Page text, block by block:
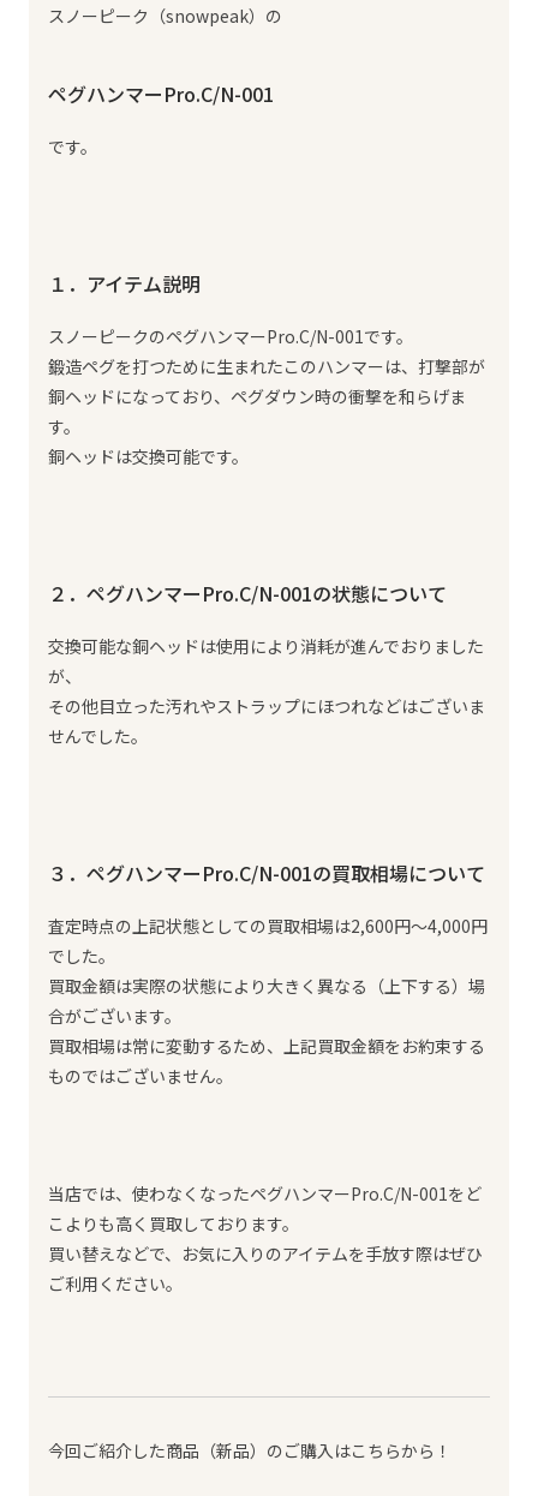
スノーピーク（snowpeak）の
ペグハンマーPro.C/N-001
です。
１．アイテム説明
スノーピークのペグハンマーPro.C/N-001です。
鍛造ペグを打つために生まれたこのハンマーは、打撃部が
銅ヘッドになっており、ペグダウン時の衝撃を和らげま
す。
銅ヘッドは交換可能です。
２．ペグハンマーPro.C/N-001の状態について
交換可能な銅ヘッドは使用により消耗が進んでおりました
が、
その他目立った汚れやストラップにほつれなどはございま
せんでした。
３．ペグハンマーPro.C/N-001の買取相場について
査定時点の上記状態としての買取相場は2,600円～4,000円
でした。
買取金額は実際の状態により大きく異なる（上下する）場
合がございます。
買取相場は常に変動するため、上記買取金額をお約束する
ものではございません。
当店では、使わなくなったペグハンマーPro.C/N-001をど
こよりも高く買取しております。
買い替えなどで、お気に入りのアイテムを手放す際はぜひ
ご利用ください。
今回ご紹介した商品（新品）のご購入はこちらから！